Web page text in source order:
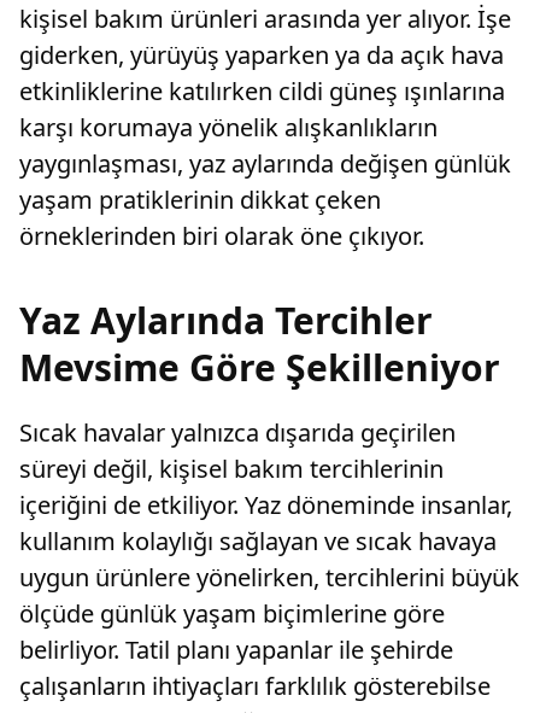
kişisel bakım ürünleri arasında yer alıyor. İşe
giderken, yürüyüş yaparken ya da açık hava
etkinliklerine katılırken cildi güneş ışınlarına
karşı korumaya yönelik alışkanlıkların
yaygınlaşması, yaz aylarında değişen günlük
yaşam pratiklerinin dikkat çeken
örneklerinden biri olarak öne çıkıyor.
Yaz Aylarında Tercihler
Mevsime Göre Şekilleniyor
Sıcak havalar yalnızca dışarıda geçirilen
süreyi değil, kişisel bakım tercihlerinin
içeriğini de etkiliyor. Yaz döneminde insanlar,
kullanım kolaylığı sağlayan ve sıcak havaya
uygun ürünlere yönelirken, tercihlerini büyük
ölçüde günlük yaşam biçimlerine göre
belirliyor. Tatil planı yapanlar ile şehirde
çalışanların ihtiyaçları farklılık gösterebilse